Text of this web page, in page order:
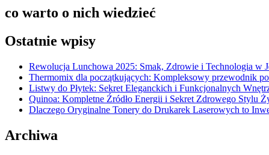
co warto o nich wiedzieć
Ostatnie wpisy
Rewolucja Lunchowa 2025: Smak, Zdrowie i Technologia w
Thermomix dla początkujących: Kompleksowy przewodnik
Listwy do Płytek: Sekret Eleganckich i Funkcjonalnych
Quinoa: Kompletne Źródło Energii i Sekret Zdrowego Stylu
Dlaczego Oryginalne Tonery do Drukarek Laserowych to
Archiwa